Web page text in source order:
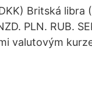
Britská libra
PLN. RUB.
valutovým